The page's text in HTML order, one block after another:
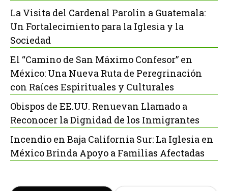
La Visita del Cardenal Parolin a Guatemala:
Un Fortalecimiento para la Iglesia y la
Sociedad
El “Camino de San Máximo Confesor” en
México: Una Nueva Ruta de Peregrinación
con Raíces Espirituales y Culturales
Obispos de EE.UU. Renuevan Llamado a
Reconocer la Dignidad de los Inmigrantes
Incendio en Baja California Sur: La Iglesia en
México Brinda Apoyo a Familias Afectadas